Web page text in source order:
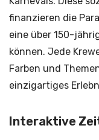
finanzieren die
eine über 150-
können. Jede
Farben und
einzigartiges
Interaktive